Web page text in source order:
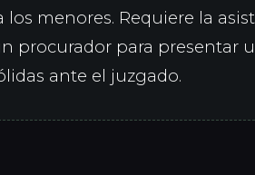
menores. Requiere la
procurador para presentar
ante el juzgado.